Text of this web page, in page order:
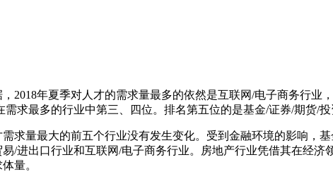
2018年夏季对人才的需求量最多的依然是互联网/电子商务行业
求最多的行业中第三、四位。排名第五位的是基金/证券/期货/投
求量最大的前五个行业没有发生变化。受到金融环境的影响，
/进出口行业和互联网/电子商务行业。房地产行业凭借其在经济
量。